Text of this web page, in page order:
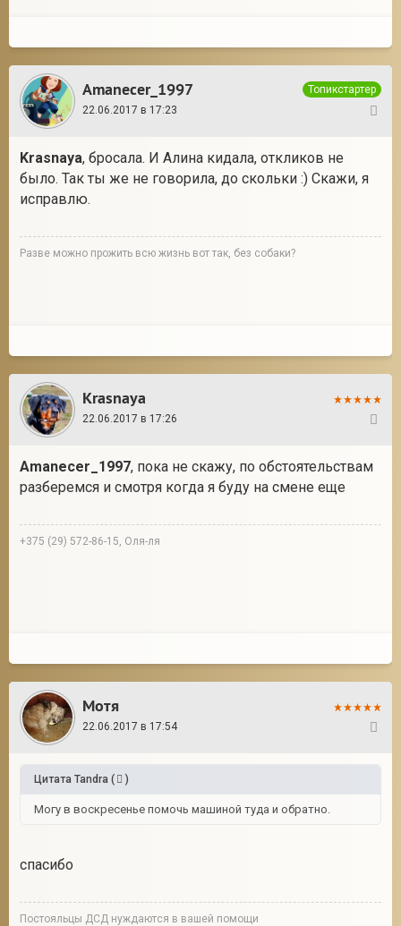
Amanecer_1997
Топикстартер
22.06.2017 в 17:23
Krasnaya, бросала. И Алина кидала, откликов не
было. Так ты же не говорила, до скольки :) Скажи, я
исправлю.
Разве можно прожить всю жизнь вот так, без собаки?
Krasnaya
22.06.2017 в 17:26
Amanecer_1997, пока не скажу, по обстоятельствам
разберемся и смотря когда я буду на смене еще
+375 (29) 572-86-15, Оля-ля
Мотя
22.06.2017 в 17:54
Цитата Tandra ( )
Могу в воскресенье помочь машиной туда и обратно.
спасибо
Постояльцы ДСД нуждаются в вашей помощи